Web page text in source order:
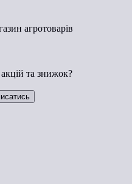
агротоварів
та знижок?